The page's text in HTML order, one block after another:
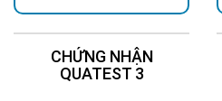
CHỨNG NHẬN
QUATEST 3